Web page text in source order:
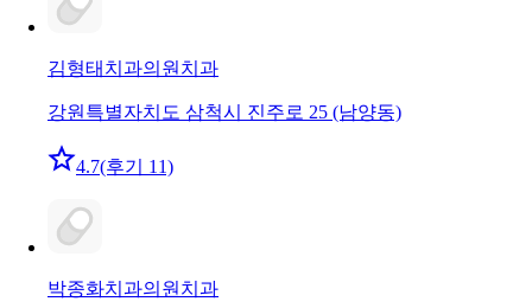
김형태치과의원 치과
강원특별자치도 삼척시 진주로 25 (남양동)
4.7(후기 11)
박종화치과의원 치과